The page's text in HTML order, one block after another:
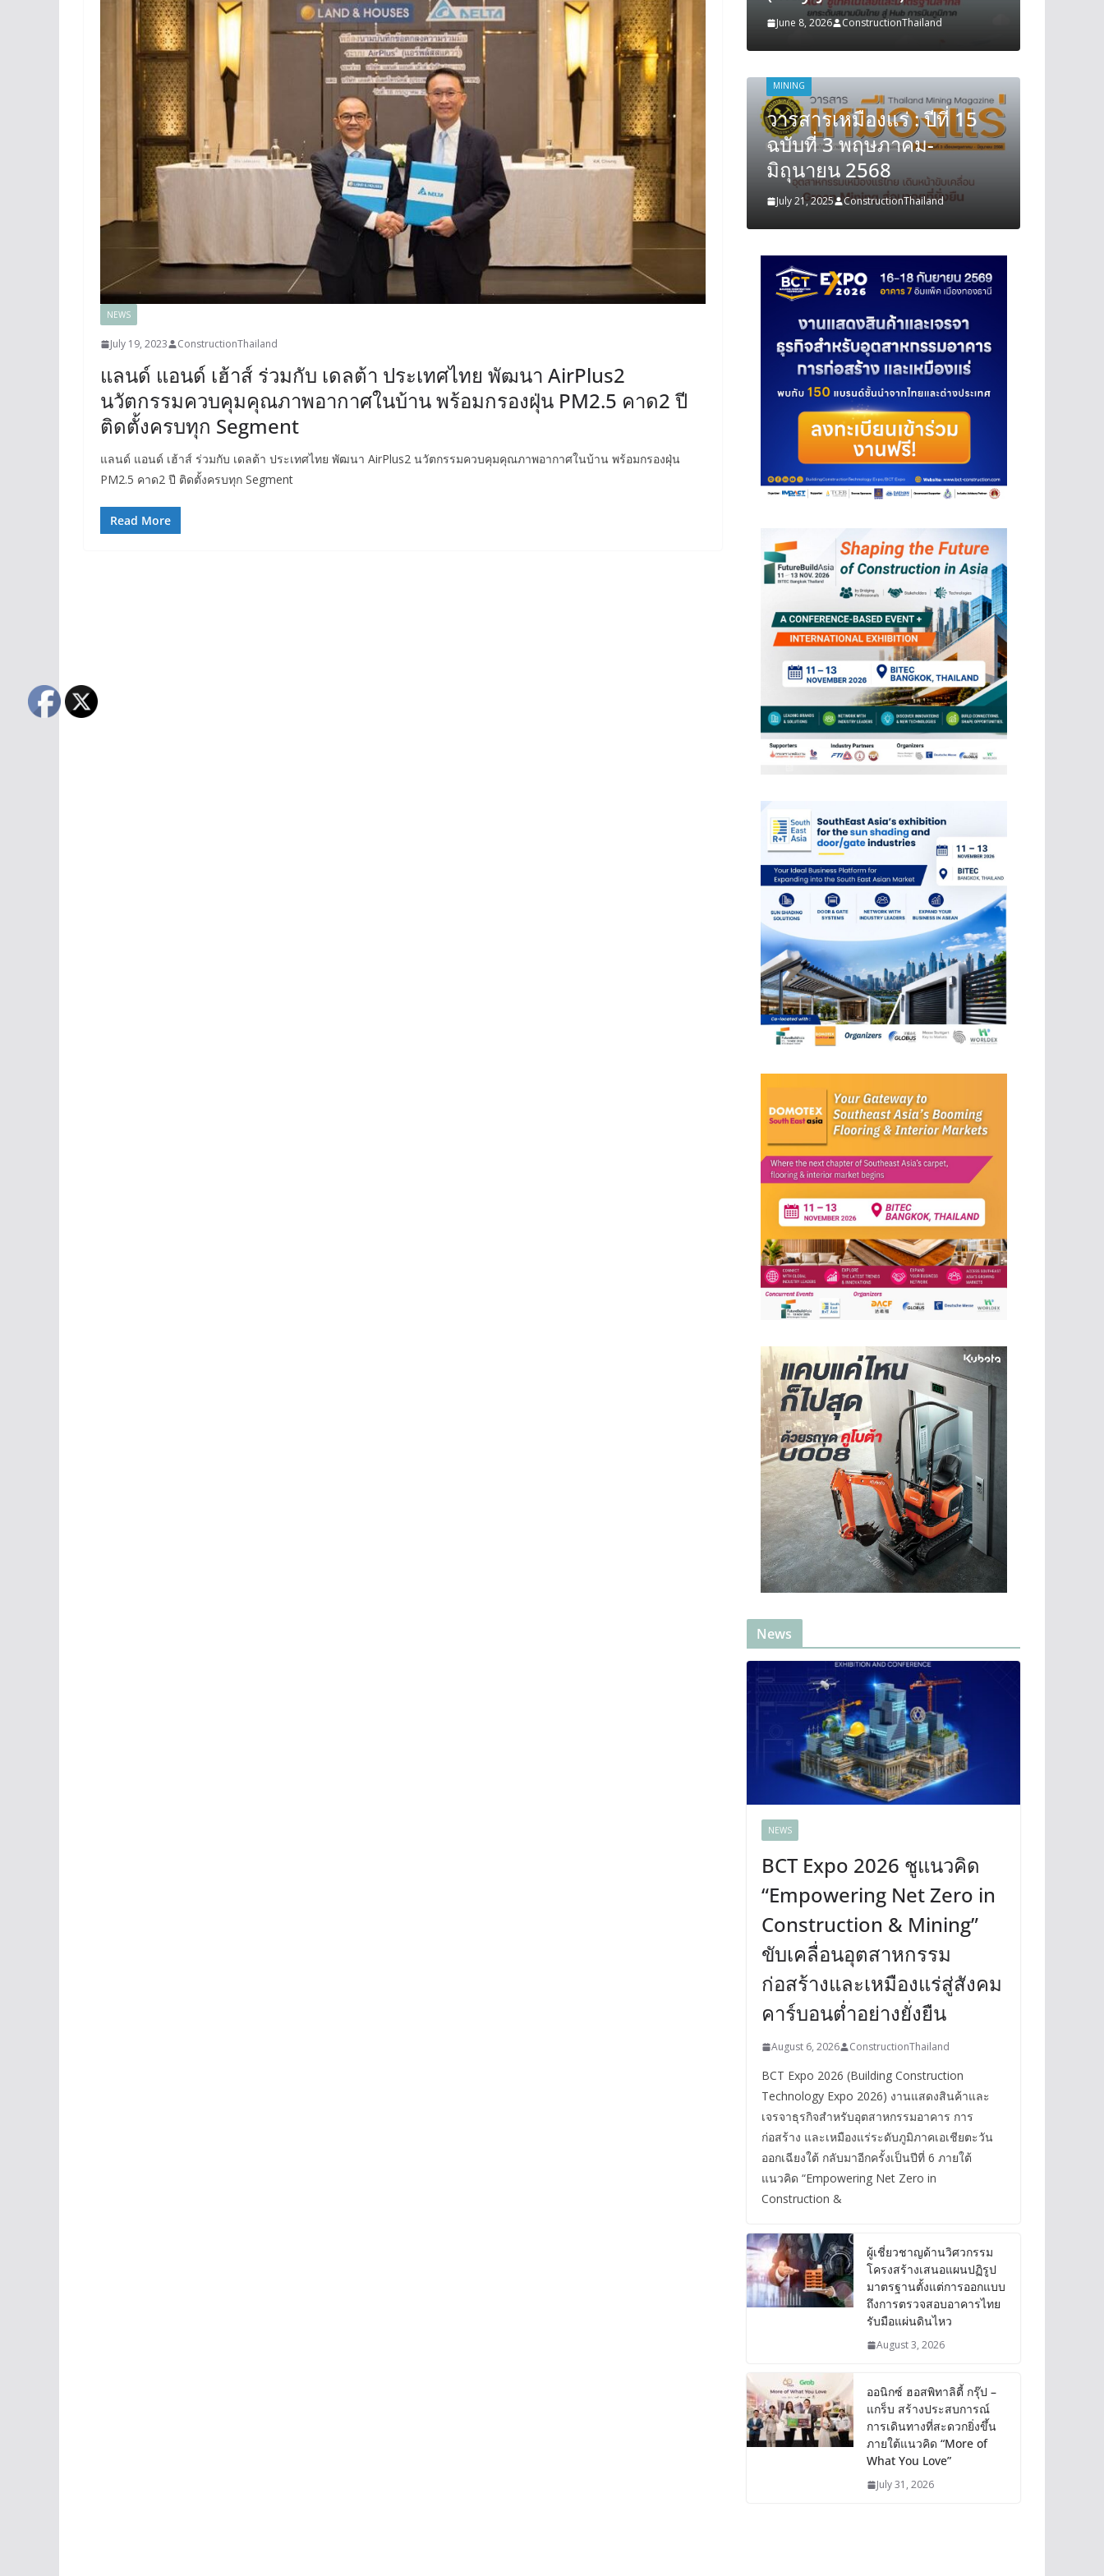
NEWS
July 19, 2023 ConstructionThailand
แลนด์ แอนด์ เฮ้าส์ ร่วมกับ เดลต้า ประเทศไทย พัฒนา AirPlus2
นวัตกรรมควบคุมคุณภาพอากาศในบ้าน พร้อมกรองฝุ่น PM2.5 คาด2 ปี
ติดตั้งครบทุก Segment
แลนด์ แอนด์ เฮ้าส์ ร่วมกับ เดลต้า ประเทศไทย พัฒนา AirPlus2 นวัตกรรมควบคุมคุณภาพอากาศในบ้าน พร้อมกรองฝุ่น
PM2.5 คาด2 ปี ติดตั้งครบทุก Segment
Read More
June 8, 2026 ConstructionThailand June 8, 2026 ConstructionThailand
วารสารเหมืองแร่ : ปีที่ 15
ฉบับที่ 3 พฤษภาคม-
มิถุนายน 2568
July 21, 2025 ConstructionThailand
MINING
วารสารเหมืองแร่ : ปีที่ 15
ฉบับที่ 3 พฤษภาคม-
มิถุนายน 2568
July 21, 2025 ConstructionThailand
News
NEWS
BCT Expo 2026 ชูแนวคิด
“Empowering Net Zero in
Construction & Mining”
ขับเคลื่อนอุตสาหกรรม
ก่อสร้างและเหมืองแร่สู่สังคม
คาร์บอนต่ำอย่างยั่งยืน
August 6, 2026 ConstructionThailand
BCT Expo 2026 (Building Construction
Technology Expo 2026) งานแสดงสินค้าและ
เจรจาธุรกิจสำหรับอุตสาหกรรมอาคาร การ
ก่อสร้าง และเหมืองแร่ระดับภูมิภาคเอเชียตะวัน
ออกเฉียงใต้ กลับมาอีกครั้งเป็นปีที่ 6 ภายใต้
แนวคิด “Empowering Net Zero in
Construction &
ผู้เชี่ยวชาญด้านวิศวกรรม
โครงสร้างเสนอแผนปฏิรูป
มาตรฐานตั้งแต่การออกแบบ
ถึงการตรวจสอบอาคารไทย
รับมือแผ่นดินไหว
August 3, 2026
ออนิกซ์ ฮอสพิทาลิตี้ กรุ๊ป –
แกร็บ สร้างประสบการณ์
การเดินทางที่สะดวกยิ่งขึ้น
ภายใต้แนวคิด “More of
What You Love”
July 31, 2026